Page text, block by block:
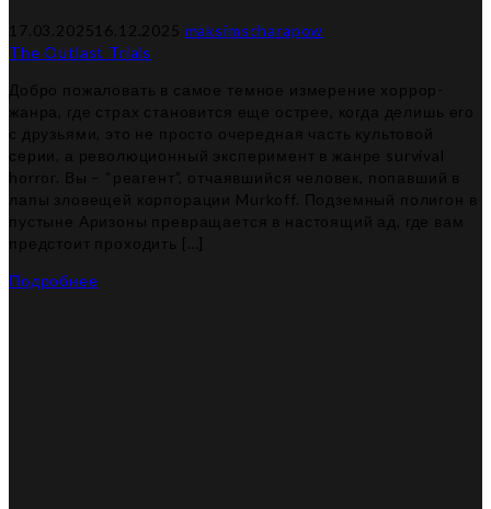
17.03.2025 16.12.2025 maksimscharapow
The Outlast Trials
Добро пожаловать в самое темное измерение хоррор-
жанра, где страх становится еще острее, когда делишь его
с друзьями, это не просто очередная часть культовой
серии, а революционный эксперимент в жанре survival
horror. Вы – “реагент”, отчаявшийся человек, попавший в
лапы зловещей корпорации Murkoff. Подземный полигон в
пустыне Аризоны превращается в настоящий ад, где вам
предстоит проходить […]
Подробнее